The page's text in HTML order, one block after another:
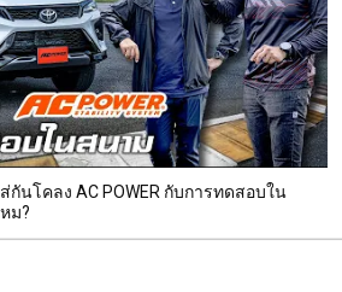
กันโคลง AC POWER กับการทดสอบใน
ม?